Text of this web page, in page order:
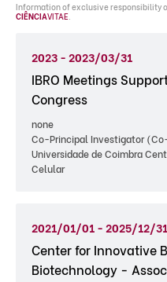
Information of exclusive responsibility
CIÊNCIAVITAE.
2023 - 2023/03/31
IBRO Meetings
Congress
none
Co-Principal Investigator
Universidade de Coimbra
Celular
2021/01/01 - 2025/12/31
Center for Innovative
Biotechnology -